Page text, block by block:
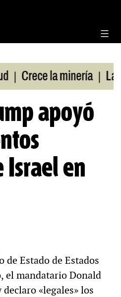
Crece la minería | La
apoyó
Israel en
de Estado de Estados
el mandatario Donald
«legales» los